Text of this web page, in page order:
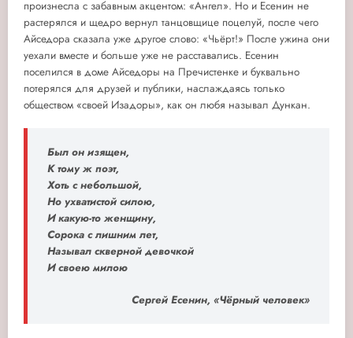
произнесла с забавным акцентом: «Ангел». Но и Есенин не
растерялся и щедро вернул танцовщице поцелуй, после чего
Айседора сказала уже другое слово: «Чьёрт!» После ужина они
уехали вместе и больше уже не расставались. Есенин
поселился в доме Айседоры на Пречистенке и буквально
потерялся для друзей и публики, наслаждаясь только
обществом «своей Изадоры», как он любя называл Дункан.
Был он изящен,
К тому ж поэт,
Хоть с небольшой,
Но ухватистой силою,
И какую-то женщину,
Сорока с лишним лет,
Называл скверной девочкой
И своею милою
Сергей Есенин, «Чёрный человек»